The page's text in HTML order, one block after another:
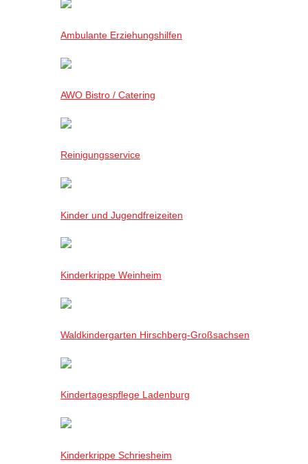
Ambulante Erziehungshilfen
AWO Bistro / Catering
Reinigungsservice
Kinder und Jugendfreizeiten
Kinderkrippe Weinheim
Waldkindergarten Hirschberg-Großsachsen
Kindertagespflege Ladenburg
Kinderkrippe Schriesheim